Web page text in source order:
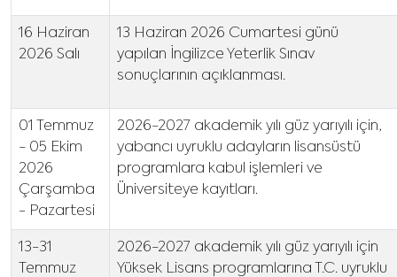
16 Haziran
2026 Salı
13 Haziran 2026 Cumartesi günü
yapılan İngilizce Yeterlik Sınav
sonuçlarının açıklanması.
01 Temmuz
- 05 Ekim
2026
Çarşamba
- Pazartesi
2026-2027 akademik yılı güz yarıyılı için,
yabancı uyruklu adayların lisansüstü
programlara kabul işlemleri ve
Üniversiteye kayıtları.
13-31
Temmuz
2026-2027 akademik yılı güz yarıyılı için
Yüksek Lisans programlarına T.C. uyruklu